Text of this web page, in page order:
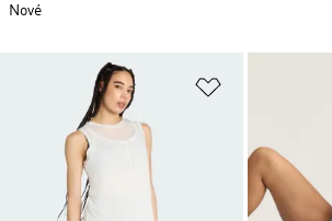
Přidat do
Nové